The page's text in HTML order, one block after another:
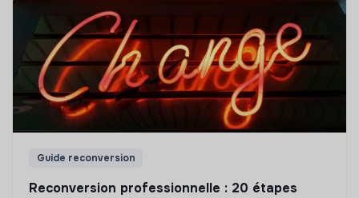
Guide reconversion
Reconversion professionnelle : 20 étapes